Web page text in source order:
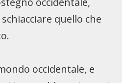
quello che
occidentale, e